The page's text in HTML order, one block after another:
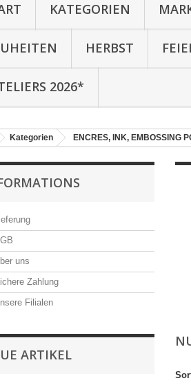
KATEGORIEN
HERBST
2026*
Kategorien ENCRES, INK, EMBOSSING
uns
Zahlung
Filialen
ARTIKEL